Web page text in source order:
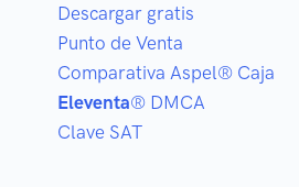
Descargar gratis
Punto de Venta
Comparativa Aspel® Caja
Eleventa® DMCA
Clave SAT